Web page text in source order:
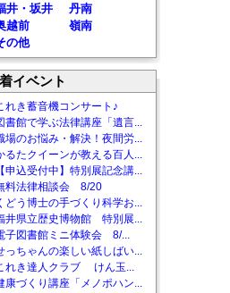
井・坂井
丹南
越前
嶺南
の他
イベント
れき蓄音機コンサート♪
書館で学ぶ法律講座「遺言...
場のお悩み・解決！夜間労...
るたクイーンが教える百人...
【申込受付中】特別展記念講...
料法律相談会 8/20
どう博士の手づくり科学お...
井県立歴史博物館 特別展...
子図書館ミニ体験会 8/...
っちゃんの楽しい紙しばい...
れき達人クラブ けん玉...
康づくり講座「メノポハン...